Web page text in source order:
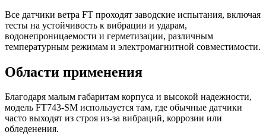
Все датчики ветра FT проходят заводские испытания, включая
тесты на устойчивость к вибрации и ударам,
водонепроницаемости и герметизации, различным
температурным режимам и электромагнитной совместимости.
Области применения
Благодаря малым габаритам корпуса и высокой надежности,
модель FT743-SM используется там, где обычные датчики
часто выходят из строя из-за вибраций, коррозии или
обледенения.